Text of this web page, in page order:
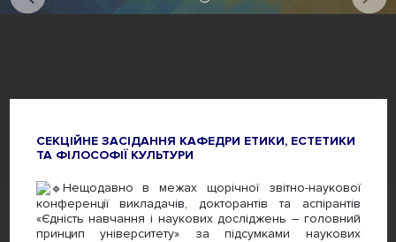
СЕКЦІЙНЕ ЗАСІДАННЯ КАФЕДРИ ЕТИКИ, ЕСТЕТИКИ
ТА ФІЛОСОФІЇ КУЛЬТУРИ
Нещодавно в межах щорічної звітно-наукової
конференції викладачів, докторантів та аспірантів
«Єдність навчання і наукових досліджень – головний
принцип університету» за підсумками наукових